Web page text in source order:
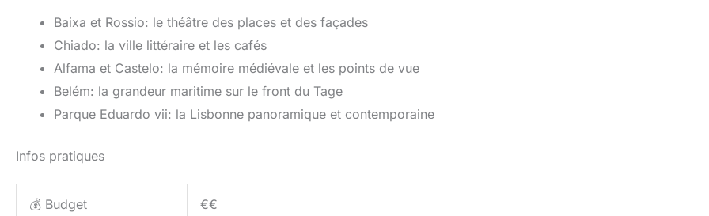
Baixa et Rossio: le théâtre des places et des façades
Chiado: la ville littéraire et les cafés
Alfama et Castelo: la mémoire médiévale et les points de vue
Belém: la grandeur maritime sur le front du Tage
Parque Eduardo vii: la Lisbonne panoramique et contemporaine
Infos pratiques
💰 Budget €€